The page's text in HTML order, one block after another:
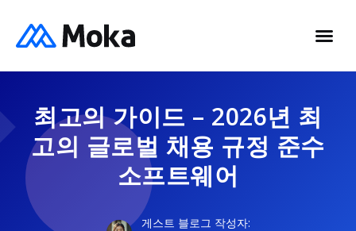
최고의 가이드 – 2026년 최
고의 글로벌 채용 규정 준수
소프트웨어
게스트 블로그 작성자: